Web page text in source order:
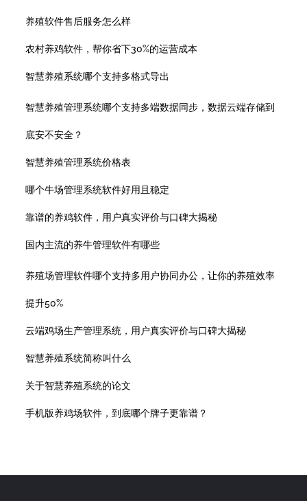
养殖软件售后服务怎么样
农村养鸡软件，帮你省下30%的运营成本
智慧养殖系统哪个支持多格式导出
智慧养殖管理系统哪个支持多端数据同步，数据云端存储到
底安不安全？
智慧养殖管理系统价格表
哪个牛场管理系统软件好用且稳定
靠谱的养鸡软件，用户真实评价与口碑大揭秘
国内主流的养牛管理软件有哪些
养殖场管理软件哪个支持多用户协同办公，让你的养殖效率
提升50%
云端鸡场生产管理系统，用户真实评价与口碑大揭秘
智慧养殖系统简称叫什么
关于智慧养殖系统的论文
手机版养鸡场软件，到底哪个牌子更靠谱？